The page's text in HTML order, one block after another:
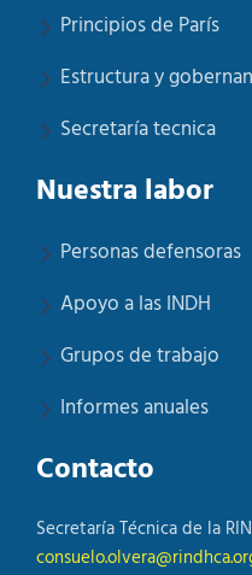
Principios de París
Estructura y
Secretaría tecnica
Nuestra labor
Personas defensoras
Apoyo a las INDH
Grupos de trabajo
Informes anuales
Contacto
Secretaría Técnica de la